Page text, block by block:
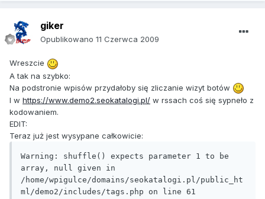
giker
Opublikowano 11 Czerwca 2009
Wreszcie
A tak na szybko:
Na podstronie wpisów przydałoby się zliczanie wizyt botów
I w https://www.demo2.seokatalogi.pl/ w rssach coś się sypneło z
kodowaniem.
EDIT:
Teraz już jest wysypane całkowicie:
Warning: shuffle() expects parameter 1 to be
array, null given in
/home/wpigulce/domains/seokatalogi.pl/public_ht
ml/demo2/includes/tags.php on line 61